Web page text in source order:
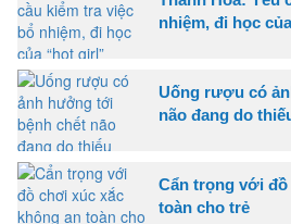
nhiệm, đi học
Uống rượu có
não đang do
Cẩn trọng với
toàn cho trẻ